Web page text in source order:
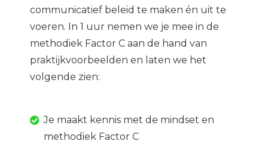
communicatief beleid te maken én uit te
voeren. In 1 uur nemen we je mee in de
methodiek Factor C aan de hand van
praktijkvoorbeelden en laten we het
volgende zien:
Je maakt kennis met de mindset en
methodiek Factor C